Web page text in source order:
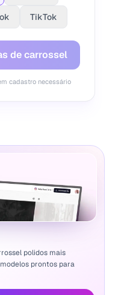
TikTok
de carrossel
cadastro necessário
polidos mais
prontos para